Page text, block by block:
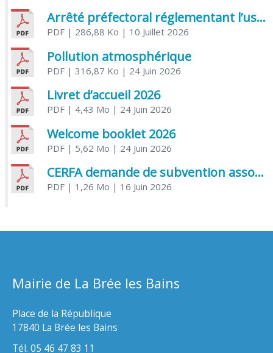
Arrêté préfectoral réglementant l’usage de l’eau
PDF| 286,88 Ko | 10 Juillet 2026
Pollution atmosphérique
PDF| 316,87 Ko | 24 Juin 2026
Livret d’accueil 2026
PDF| 4,43 Mo | 24 Juin 2026
Welcome booklet 2026
PDF| 5,62 Mo | 24 Juin 2026
CERFA demande de subvention association
PDF| 1,26 Mo | 16 Juin 2026
Mairie de La Brée les Bains
Place de la République
17840 La Brée les Bains
Tél. 05 46 47 83 11